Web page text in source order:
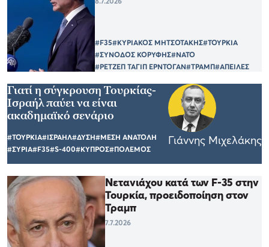
#F35#ΚΥΡΙΑΚΟΣ ΜΗΤΣΟΤΑΚΗΣ#ΤΟΥΡΚΙΑ
#ΣΥΝΟΔΟΣ ΚΟΡΥΦΗΣ#ΝΑΤΟ
#ΡΕΤΖΕΠ ΤΑΓΙΠ ΕΡΝΤΟΓΑΝ#ΤΡΑΜΠ#ΑΠΕΙΛΕΣ
Γιατί η σύγκρουση Τουρκίας-
Ισραήλ παύει να είναι
ακαδημαϊκό σενάριο
#ΤΟΥΡΚΙΑ#ΙΣΡΑΗΛ#ΔΥΣΗ#ΜΕΣΗ ΑΝΑΤΟΛΗ
#ΣΥΡΙΑ#F35#S-400#ΚΥΠΡΟΣ#ΠΟΛΕΜΟΣ
Γιάννης Μιχελάκης
Νετανιάχου κατά των F-35 στην
Τουρκία, προειδοποίηση στον
Τραμπ
7.7.2026